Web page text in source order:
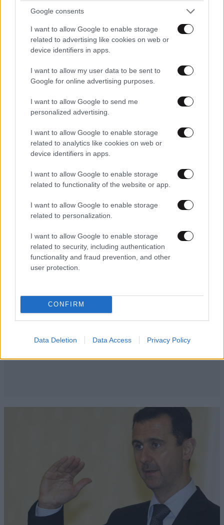
Google consents
I want to allow Google to enable storage
related to advertising like cookies on web or
device identifiers in apps.
I want to allow my user data to be sent to
Google for online advertising purposes.
I want to allow Google to send me
personalized advertising.
I want to allow Google to enable storage
related to analytics like cookies on web or
device identifiers in apps.
I want to allow Google to enable storage
related to functionality of the website or app.
I want to allow Google to enable storage
related to personalization.
I want to allow Google to enable storage
related to security, including authentication
functionality and fraud prevention, and other
user protection.
CONFIRM
Data Deletion Data Access Privacy Policy
Ακυρώνει δύο συμβόλαια ο Λαρεντζάκης και
υπογράφει σε ελληνική ομάδα-έκπληξη!